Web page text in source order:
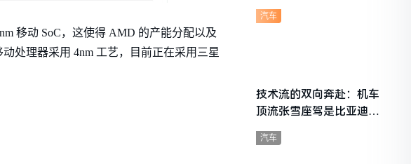
移动 SoC，这使得 AMD 的产能分配以及
处理器采用 4nm 工艺，目前正在采用三星
技术流的双向奔赴：机车
顶流张雪座驾是比亚迪秦
L
汽车
汽车